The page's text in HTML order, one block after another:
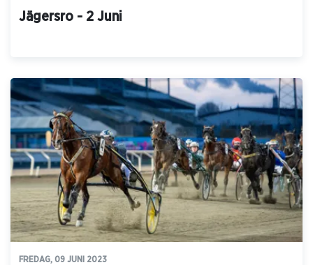
Jägersro - 2 Juni
FREDAG, 09 JUNI 2023